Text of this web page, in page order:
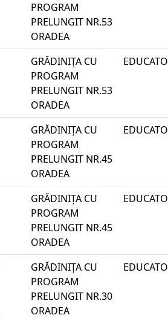
PROGRAM
PRELUNGIT NR.53
ORADEA
GRĂDINIŢA CU
PROGRAM
PRELUNGIT NR.53
ORADEA
GRĂDINIȚA CU
PROGRAM
PRELUNGIT NR.45
ORADEA
GRĂDINIȚA CU
PROGRAM
PRELUNGIT NR.45
ORADEA
GRĂDINIȚA CU
PROGRAM
PRELUNGIT NR.30
ORADEA